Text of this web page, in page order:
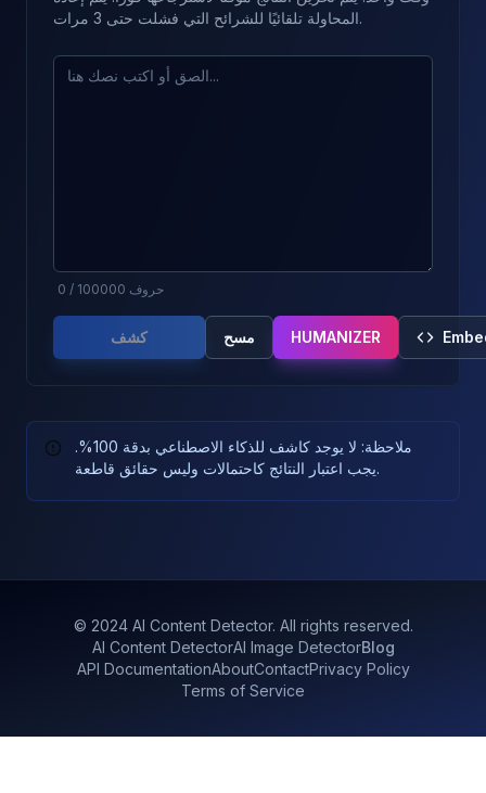
المحاولة تلقائيًا للشرائح التي فشلت حتى 3 مرات.
0 / 100000 حروف
كشف مسح HUMANIZER
ملاحظة: لا يوجد كاشف للذكاء الاصطناعي بدقة 100%.
يجب اعتبار النتائج كاحتمالات وليس حقائق قاطعة.
© 2024 AI Content Detector. All rights reserved.
AI Content DetectorAI Image DetectorBlog
API DocumentationAboutContactPrivacy Policy
Terms of Service